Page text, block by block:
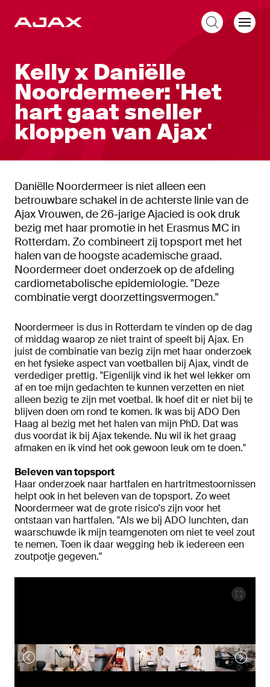
Kelly x Daniëlle
Noordermeer: 'Het
hart gaat sneller
kloppen van Ajax'
Daniëlle Noordermeer is niet alleen een
betrouwbare schakel in de achterste linie van de
Ajax Vrouwen, de 26-jarige Ajacied is ook druk
bezig met haar promotie in het Erasmus MC in
Rotterdam. Zo combineert zij topsport met het
halen van de hoogste academische graad.
Noordermeer doet onderzoek op de afdeling
cardiometabolische epidemiologie. "Deze
combinatie vergt doorzettingsvermogen."
Noordermeer is dus in Rotterdam te vinden op de dag
of middag waarop ze niet traint of speelt bij Ajax. En
juist de combinatie van bezig zijn met haar onderzoek
en het fysieke aspect van voetballen bij Ajax, vindt de
verdediger prettig. "Eigenlijk vind ik het wel lekker om
af en toe mijn gedachten te kunnen verzetten en niet
alleen bezig te zijn met voetbal. Ik hoef dit er niet bij te
blijven doen om rond te komen. Ik was bij ADO Den
Haag al bezig met het halen van mijn PhD. Dat was
dus voordat ik bij Ajax tekende. Nu wil ik het graag
afmaken en ik vind het ook gewoon leuk om te doen."
Beleven van topsport
Haar onderzoek naar hartfalen en hartritmestoornissen
helpt ook in het beleven van de topsport. Zo weet
Noordermeer wat de grote risico's zijn voor het
ontstaan van hartfalen. "Als we bij ADO lunchten, dan
waarschuwde ik mijn teamgenoten om niet te veel zout
te nemen. Toen ik daar wegging heb ik iedereen een
zoutpotje gegeven."